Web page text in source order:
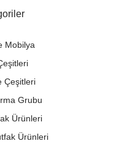
Mobilya
Çeşitleri
Grubu
Ürünleri
Ürünleri